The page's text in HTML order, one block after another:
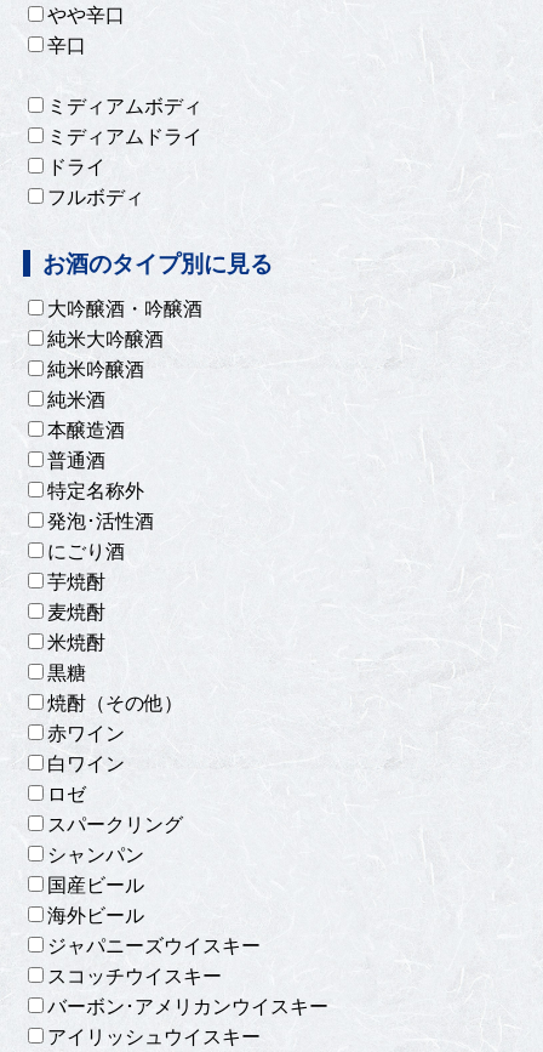
やや辛口
辛口
ミディアムボディ
ミディアムドライ
ドライ
フルボディ
お酒のタイプ別に見る
大吟醸酒・吟醸酒
純米大吟醸酒
純米吟醸酒
純米酒
本醸造酒
普通酒
特定名称外
発泡･活性酒
にごり酒
芋焼酎
麦焼酎
米焼酎
黒糖
焼酎（その他）
赤ワイン
白ワイン
ロゼ
スパークリング
シャンパン
国産ビール
海外ビール
ジャパニーズウイスキー
スコッチウイスキー
バーボン･アメリカンウイスキー
アイリッシュウイスキー